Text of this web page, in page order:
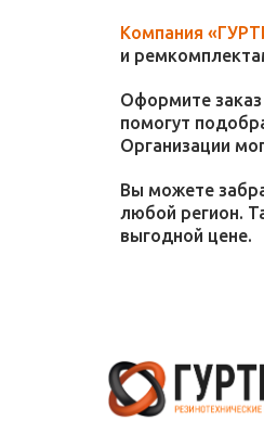
Компания
и
Оформите заказ
помогут
Организации
Вы можете
любой регион.
выгодной цене.